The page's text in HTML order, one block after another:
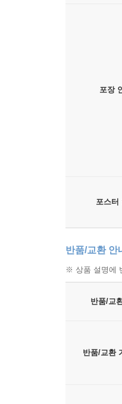
포장
포스터
반품/교환 안
※ 상품 설명에
반품/교
반품/교환